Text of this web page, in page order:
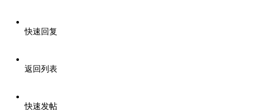
快速回复
返回列表
快速发帖